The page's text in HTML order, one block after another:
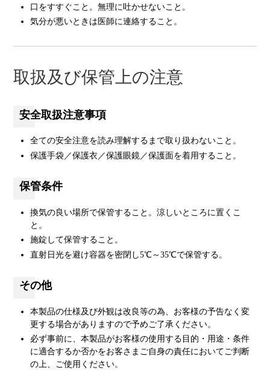
口をすすぐこと。無理に吐かせないこと。
気分が悪いときは医師に連絡すること。
取扱及び保管上の注意
安全取扱注意事項
全ての安全注意を読み理解するまで取り扱わないこと。
保護手袋／保護衣／保護眼鏡／保護面を着用すること。
保管条件
換気の良い場所で保管すること。涼しいところに置くこ
と。
施錠して保管すること。
直射日光を避け容器を密閉し5℃～35℃で保管する。
その他
本製品の仕様及び外観は改良等の為、お客様の予告なく変
更する場合がありますので予めご了承ください。
必ず事前に、本製品がお客様の使用する目的・用途・条件
に適合するか否かをお客さまご自身の責任においてご判断
の上、ご使用ください。